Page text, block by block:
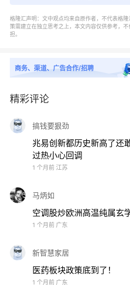
PBC概念股大跌，中国建材、
科技、广合科技跌超4%，建滔
跌超1%。消息面上，航运巨头
且地缘局势仍不稳定，该航道运
前水平的50%，全球航道咽喉霍
格隆汇声明：文中观点均来自原作者，不代表格
策需建立在独立思考之上，本文内容仅供参考，
担。
商务、渠道、广告合作/招聘
精彩评论
搞钱要狠劲
兆易创新都历史新高了还
过热小心回调
1 个月前 江苏
马炳如
空调股炒欧洲高温纯属玄
1 个月前 广东
新智慧家居
医药板块政策底到了！
1 个月前 广东